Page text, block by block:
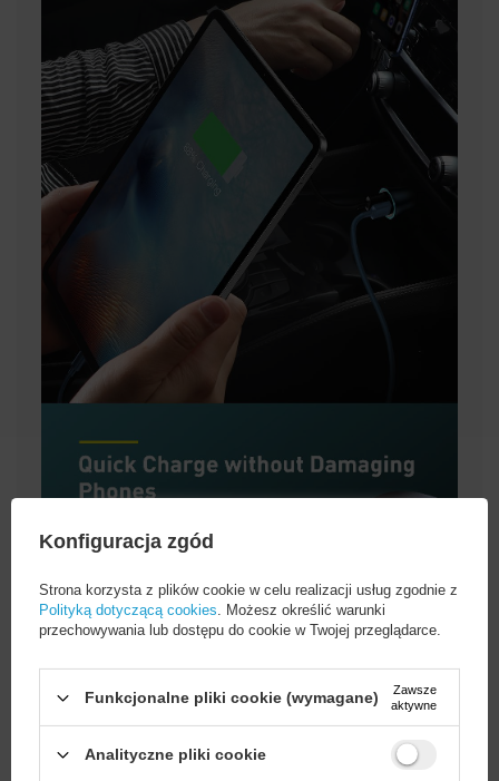
Konfiguracja zgód
Strona korzysta z plików cookie w celu realizacji usług zgodnie z
Polityką dotyczącą cookies . Możesz określić warunki
przechowywania lub dostępu do cookie w Twojej przeglądarce.
Funkcjonalne pliki cookie (wymagane)
Zawsze
aktywne
Analityczne pliki cookie